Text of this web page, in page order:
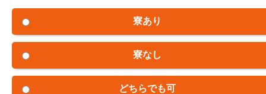
寮あり
寮なし
どちらでも可